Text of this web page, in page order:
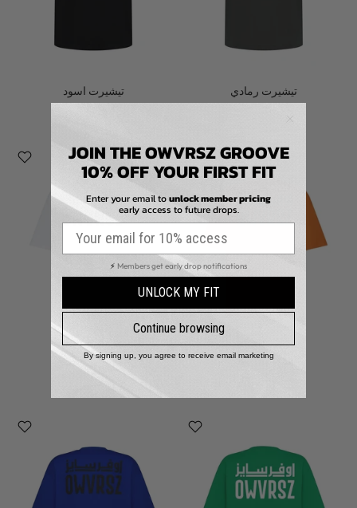
تيشيرت اسود
Dhs. 225.00
تيشيرت رمادي
Dhs. 225.00
تيشيرت ابيض
Dhs. 225.00
تيشيرت برتقالي
JOIN THE OWVRSZ GROOVE
10% OFF YOUR FIRST FIT
Enter your email tounlock member pricing
early access to future drops.
⚡ Members get early drop notifications
UNLOCK MY FIT
Continue browsing
By signing up, you agree to receive email marketing